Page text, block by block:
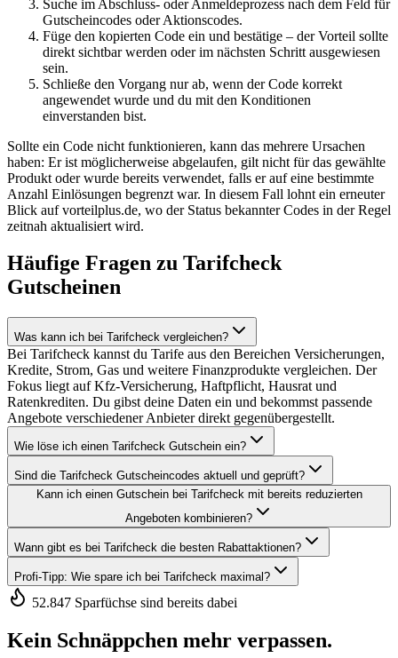
Suche im Abschluss- oder Anmeldeprozess nach dem Feld für
Gutscheincodes oder Aktionscodes.
Füge den kopierten Code ein und bestätige – der Vorteil sollte
direkt sichtbar werden oder im nächsten Schritt ausgewiesen
sein.
Schließe den Vorgang nur ab, wenn der Code korrekt
angewendet wurde und du mit den Konditionen
einverstanden bist.
Sollte ein Code nicht funktionieren, kann das mehrere Ursachen
haben: Er ist möglicherweise abgelaufen, gilt nicht für das gewählte
Produkt oder wurde bereits verwendet, falls er auf eine bestimmte
Anzahl Einlösungen begrenzt war. In diesem Fall lohnt ein erneuter
Blick auf vorteilplus.de, wo der Status bekannter Codes in der Regel
zeitnah aktualisiert wird.
Häufige Fragen zu Tarifcheck
Gutscheinen
Was kann ich bei Tarifcheck vergleichen?
Bei Tarifcheck kannst du Tarife aus den Bereichen Versicherungen,
Kredite, Strom, Gas und weitere Finanzprodukte vergleichen. Der
Fokus liegt auf Kfz-Versicherung, Haftpflicht, Hausrat und
Ratenkrediten. Du gibst deine Daten ein und bekommst passende
Angebote verschiedener Anbieter direkt gegenübergestellt.
Wie löse ich einen Tarifcheck Gutschein ein?
Sind die Tarifcheck Gutscheincodes aktuell und geprüft?
Kann ich einen Gutschein bei Tarifcheck mit bereits reduzierten
Angeboten kombinieren?
Wann gibt es bei Tarifcheck die besten Rabattaktionen?
Profi-Tipp: Wie spare ich bei Tarifcheck maximal?
52.847 Sparfüchse sind bereits dabei
Kein Schnäppchen mehr verpassen.